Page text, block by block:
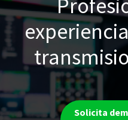
Solicita